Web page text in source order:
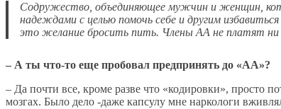
Содружество, объединяющее мужчин и женщин,
надеждами с целью помочь себе и другим избавиться
это желание бросить пить. Члены АА не платят ни
– А ты что-то еще пробовал предпринять до «АА»?
– Да почти все, кроме разве что «кодировки», просто
мозгах. Было дело -даже капсулу мне наркологи